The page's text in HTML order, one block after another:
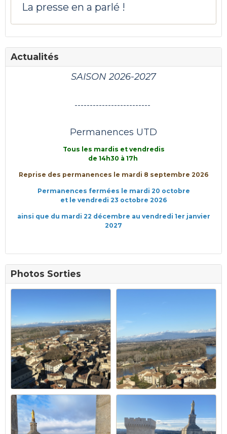
La presse en a parlé !
Actualités
SAISON 2026-2027
-------------------------
Permanences UTD
Tous les mardis et vendredis
de 14h30 à 17h
Reprise des permanences le mardi 8 septembre 2026
Permanences fermées le mardi 20 octobre
et le vendredi 23 octobre 2026
ainsi que du mardi 22 décembre au vendredi 1er janvier
2027
Photos Sorties